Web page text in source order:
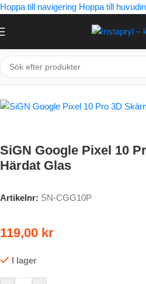
Hoppa till navigering Hoppa till
Hem/Mobiltillbehör/Google/Pixel 10
SiGN Google Pixel 10
Härdat Glas
Artikelnr: SN-CGG10P
119,00 kr
I lager